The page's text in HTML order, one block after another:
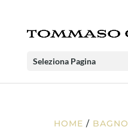
Seleziona Pagina
HOME / BAGNO